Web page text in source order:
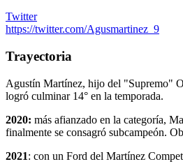
Twitter
https://twitter.com/Agusmartinez_9
Trayectoria
Agustín Martínez, hijo del "Supremo"
logró culminar 14° en la temporada.
2020: más afianzado en la categoría,
finalmente se consagró subcampeón.
2021: con un Ford del Martínez